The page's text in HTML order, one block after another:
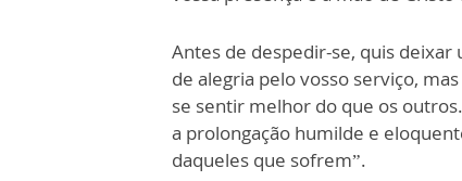
Antes de despedir-se, quis
de alegria pelo vosso serviço,
se sentir melhor do que os
a prolongação humilde e
daqueles que sofrem”.